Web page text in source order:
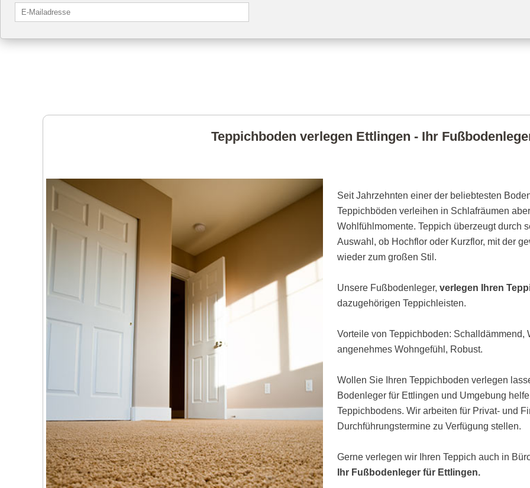
Teppichboden verlegen Ettlingen - Ihr
Seit Jahrzehnten einer der beliebtesten
Teppichböden verleihen in Schlafräumen
Wohlfühlmomente. Teppich überzeugt durch
Auswahl, ob Hochflor oder Kurzflor, mit der
wieder zum großen Stil.
Unsere Fußbodenleger,verlegen Ihren
dazugehörigen Teppichleisten.
Vorteile von Teppichboden:
angenehmes Wohngefühl, Robust.
Wollen Sie Ihren Teppichboden verlegen
Bodenleger für Ettlingen und Umgebung
Teppichbodens. Wir arbeiten für Privat- und
Durchführungstermine zu Verfügung stellen.
Gerne verlegen wir Ihren Teppich auch in
Ihr Fußbodenleger für Ettlingen.